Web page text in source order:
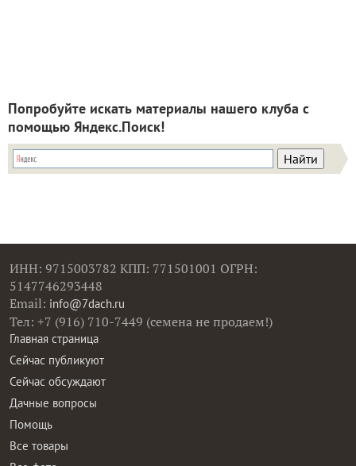
Попробуйте искать материалы нашего клуба с
помощью Яндекс.Поиск!
ИНН: 9715003782 КПП: 771501001 ОГРН:
5147746293448
Email: info@7dach.ru
Тел: +7 (916) 710-7449 (семена не продаем!)
Главная страница
Сейчас публикуют
Сейчас обсуждают
Дачные вопросы
Помощь
Все товары